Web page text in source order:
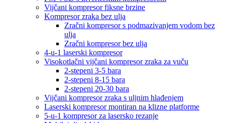
Vijčani kompresor fiksne brzine
Kompresor zraka bez ulja
Zračni kompresor s podmazivanjem vodom bez
ulja
Zračni kompresor bez ulja
4-u-1 laserski kompresor
Visokotlačni vijčani kompresor zraka za vuču
2-stepeni 3-5 bara
2-stepeni 8-15 bara
2-stepeni 20-30 bara
Vijčani kompresor zraka s uljnim hlađenjem
Laserski kompresor montiran na klizne platforme
5-u-1 kompresor za lasersko rezanje